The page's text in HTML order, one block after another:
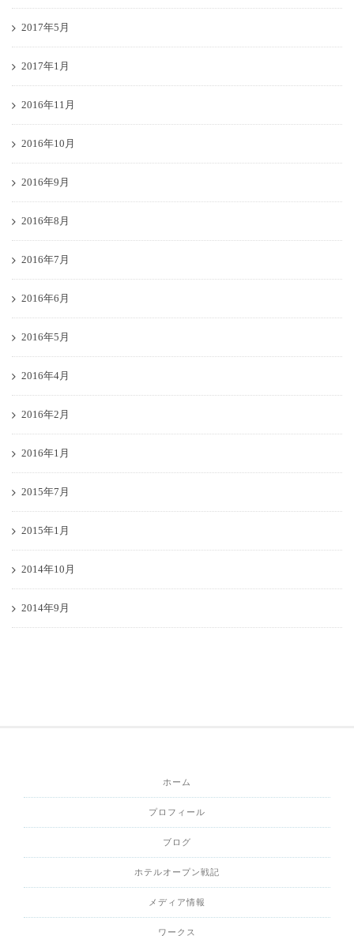
2017年5月
2017年1月
2016年11月
2016年10月
2016年9月
2016年8月
2016年7月
2016年6月
2016年5月
2016年4月
2016年2月
2016年1月
2015年7月
2015年1月
2014年10月
2014年9月
ホーム
プロフィール
ブログ
ホテルオープン戦記
メディア情報
ワークス